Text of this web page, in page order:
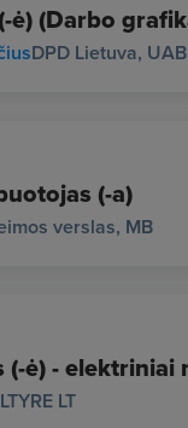
(Darbo
DPD Lietuva, UAB
(-a)
verslas, MB
ė) - elektriniai
LT